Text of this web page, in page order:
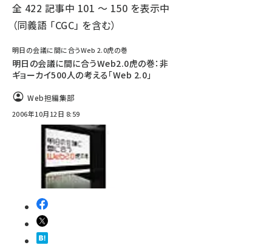
セミナー (2301)
meo (1274)
全 422 記事中 101 ～ 150 を表示中
（同義語 「CGC」 を含む）
明日の会議に間に合うWeb 2.0虎の巻
明日の会議に間に合うWeb2.0虎の巻：非
ギョーカイ500人の考える「Web 2.0」
Web担編集部
2006年10月12日 8:59